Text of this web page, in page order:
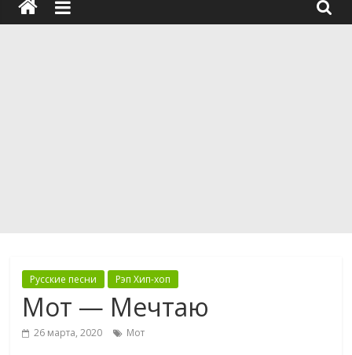
Русские песни Рэп Хип-хоп
Мот — Мечтаю
26 марта, 2020 Мот